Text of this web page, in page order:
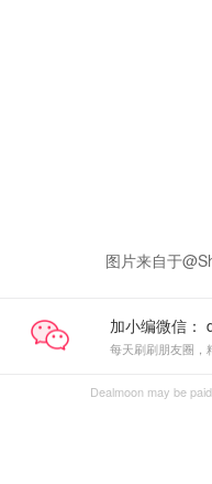
图片来自于
加小编微信：
每天刷刷朋友圈，
Dealmoon may be